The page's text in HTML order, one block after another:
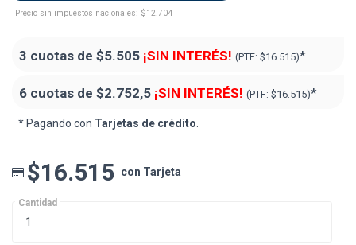
Precio sin impuestos nacionales: $12.704
3 cuotas de $5.505 ¡SIN INTERÉS! (PTF: $16.515)*
6 cuotas de $2.752,5 ¡SIN INTERÉS! (PTF: $16.515)*
* Pagando con Tarjetas de crédito.
$16.515 con Tarjeta
Cantidad